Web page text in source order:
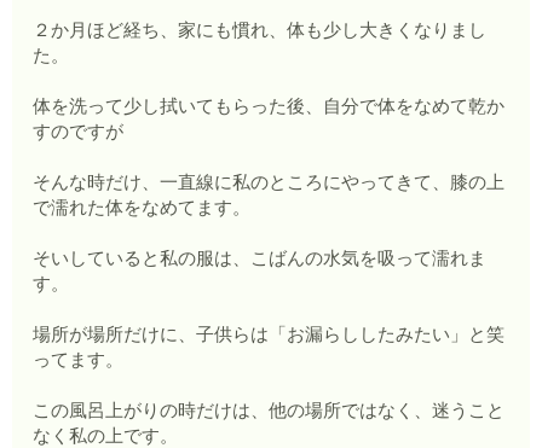
２か月ほど経ち、家にも慣れ、体も少し大きくなりまし
た。
体を洗って少し拭いてもらった後、自分で体をなめて乾か
すのですが
そんな時だけ、一直線に私のところにやってきて、膝の上
で濡れた体をなめてます。
そいしていると私の服は、こばんの水気を吸って濡れま
す。
場所が場所だけに、子供らは「お漏らししたみたい」と笑
ってます。
この風呂上がりの時だけは、他の場所ではなく、迷うこと
なく私の上です。